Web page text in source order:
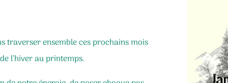
traverser ensemble ces prochains mois
l’hiver au printemps.